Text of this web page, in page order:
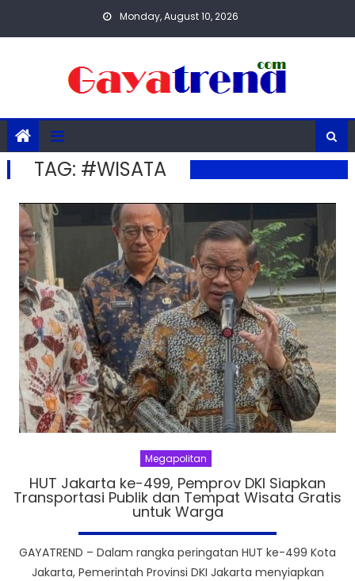
Monday, August 10, 2026
TAG: #WISATA
Megapolitan
HUT Jakarta ke-499, Pemprov DKI Siapkan
Transportasi Publik dan Tempat Wisata Gratis
untuk Warga
GAYATREND – Dalam rangka peringatan HUT ke-499 Kota
Jakarta, Pemerintah Provinsi DKI Jakarta menyiapkan